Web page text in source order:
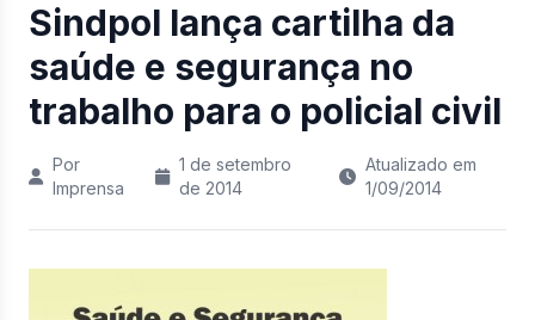
Sindpol lança cartilha da
saúde e segurança no
trabalho para o policial civil
Por
Imprensa
1 de setembro
de 2014
Atualizado em
1/09/2014